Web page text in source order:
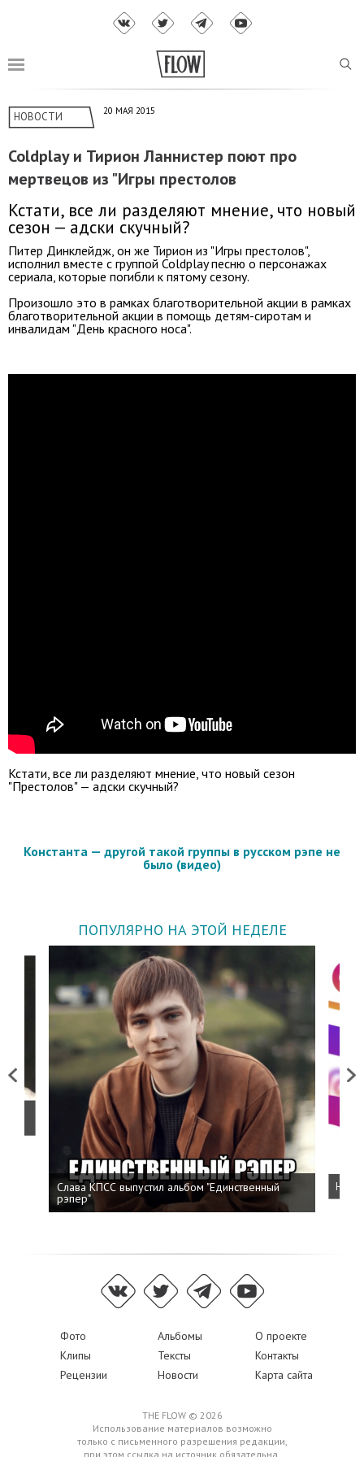
НОВОСТИ 20 МАЯ 2015
Coldplay и Тирион Ланнистер поют про
мертвецов из "Игры престолов
Кстати, все ли разделяют мнение, что новый
сезон — адски скучный?
Питер Динклейдж, он же Тирион из "Игры престолов",
исполнил вместе с группой Coldplay песню о персонажах
сериала, которые погибли к пятому сезону.
Произошло это в рамках благотворительной акции в рамках
благотворительной акции в помощь детям-сиротам и
инвалидам "День красного носа".
Кстати, все ли разделяют мнение, что новый сезон
"Престолов" — адски скучный?
Константа — другой такой группы в русском рэпе не
было (видео)
ПОПУЛЯРНО НА ЭТОЙ НЕДЕЛЕ
Previous
Слава КПСС выпустил альбом "Единственный
рэпер"
Next
Фото Альбомы
О проекте
Клипы
Тексты
Контакты
Рецензии
Новости Карта сайта
THE FLOW © 2026
Использование материалов возможно
только с письменного разрешения редакции,
при этом ссылка на источник обязательна.